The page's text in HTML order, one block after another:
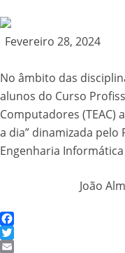
Fevereiro 28, 2024
No âmbito das
alunos do Curso
Computadores (TEAC)
a dia” dinamizada
Engenharia
João
Facebook
Twitter